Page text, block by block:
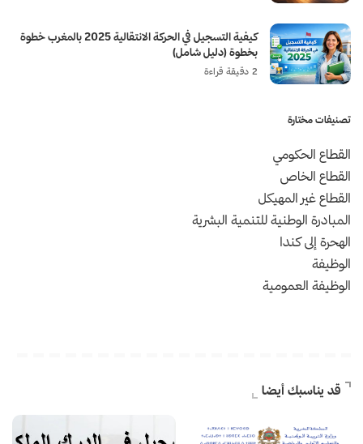
كيفية التسجيل في الحركة الانتقالية 2025 بالمغرب خطوة
بخطوة (دليل شامل)
2 دقيقة قراءة
تصنيفات مختارة
القطاع الحكومي
القطاع الخاص
القطاع غير المهيكل
المبادرة الوطنية للتنمية البشرية
الهحرة إلى كندا
الوظيفة
الوظيفة العمومية
قد يناسبك أيضا